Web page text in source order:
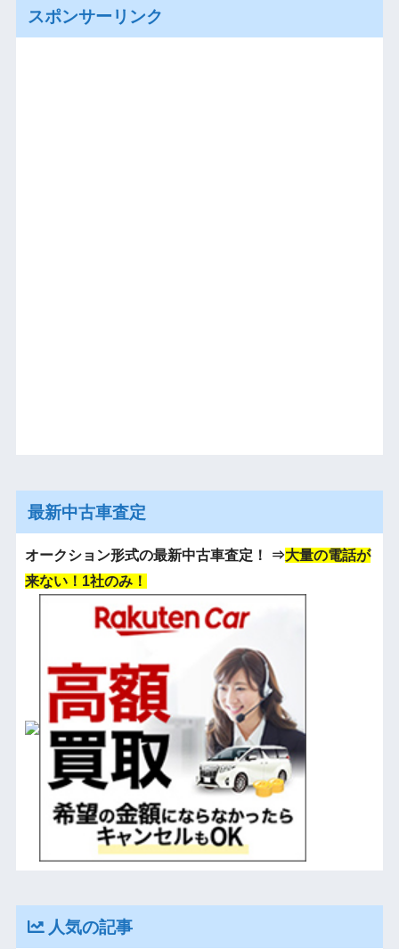
スポンサーリンク
最新中古車査定
オークション形式の最新中古車査定！ ⇒大量の電話が
来ない！1社のみ！
人気の記事